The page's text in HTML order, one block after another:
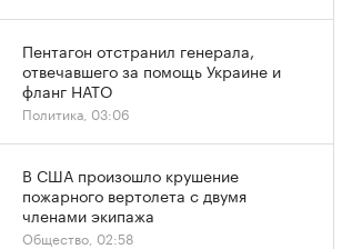
Пентагон отстранил генерала,
отвечавшего за помощь Украине и
фланг НАТО
Политика, 03:06
В США произошло крушение
пожарного вертолета с двумя
членами экипажа
Общество, 02:58